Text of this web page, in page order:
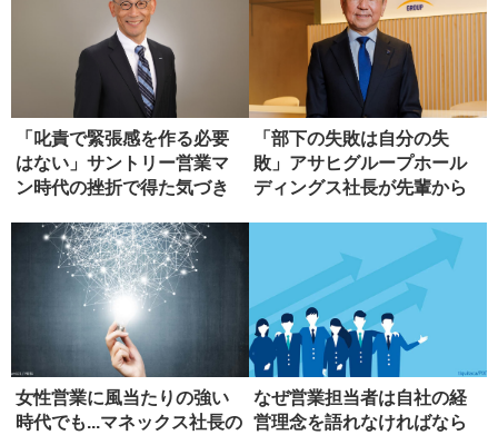
「叱責で緊張感を作る必要
はない」サントリー営業マ
ン時代の挫折で得た気づき
「部下の失敗は自分の失
敗」アサヒグループホール
ディングス社長が先輩から
女性営業に風当たりの強い
時代でも...マネックス社長の
なぜ営業担当者は自社の経
営理念を語れなければなら